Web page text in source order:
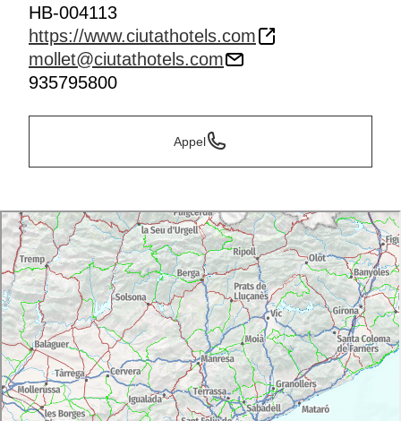
HB-004113
https://www.ciutathotels.com
mollet@ciutathotels.com
935795800
Appel